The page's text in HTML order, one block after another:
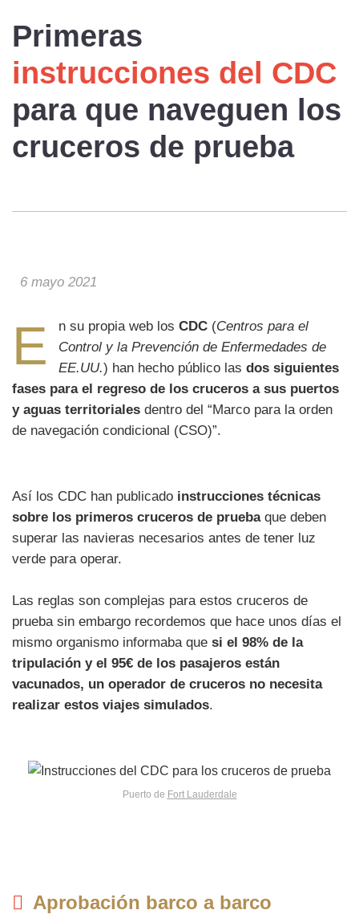
Primeras
instrucciones del CDC
para que naveguen los
cruceros de prueba
6 mayo 2021
E n su propia web losCDC (Centros para el
Control y la Prevención de Enfermedades de
EE.UU.) han hecho público lasdos siguientes
fases para el regreso de los cruceros a sus puertos
y aguas territoriales dentro del “Marco para la orden
de navegación condicional (CSO)”.
Así los CDC han publicado instrucciones técnicas
sobre los primeros cruceros de pruebaque deben
superar las navieras necesarios antes de tener luz
verde para operar.
Las reglas son complejas para estos cruceros de
prueba sin embargo recordemos que hace unos días el
mismo organismo informaba que si el 98% de la
tripulación y el 95€ de los pasajeros están
vacunados, un operador de cruceros no necesita
realizar estos viajes simulados.
Puerto de Fort Lauderdale
Aprobación barco a barco